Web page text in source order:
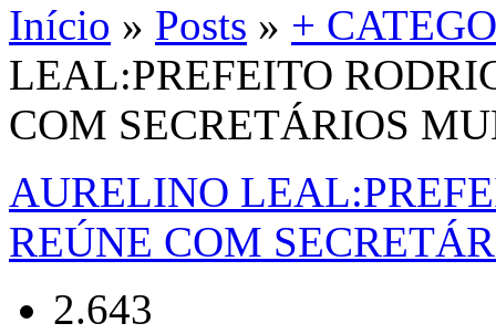
Início » Posts » +
LEAL:PREFEITO
COM SECRETÁRIOS
AURELINO
REÚNE COM
2.643